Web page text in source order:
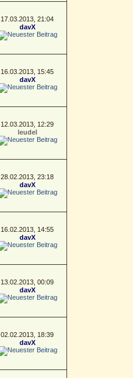
17.03.2013, 21:04
davX
16.03.2013, 15:45
davX
12.03.2013, 12:29
leudel
28.02.2013, 23:18
davX
16.02.2013, 14:55
davX
13.02.2013, 00:09
davX
02.02.2013, 18:39
davX